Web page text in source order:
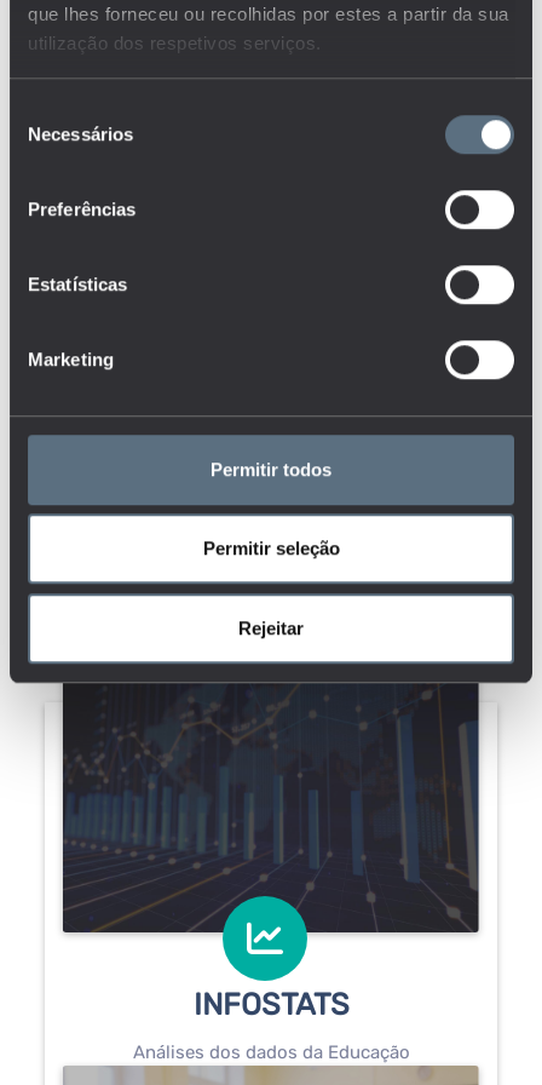
que lhes forneceu ou recolhidas por estes a partir da sua
utilização dos respetivos serviços.
Necessários
Preferências
Estatísticas
Marketing
Permitir todos
Permitir seleção
Rejeitar
208
61
infostats
INFOSTATS
Análises dos dados da Educação